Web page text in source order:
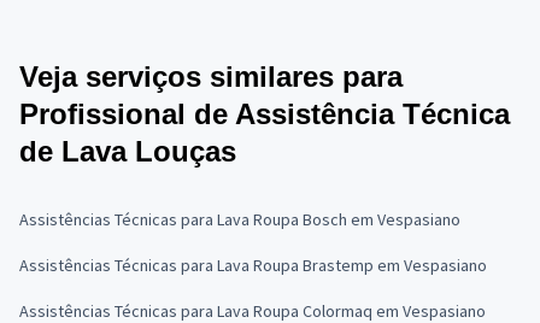
Veja serviços similares para
Profissional de Assistência Técnica
de Lava Louças
Assistências Técnicas para Lava Roupa Bosch em Vespasiano
Assistências Técnicas para Lava Roupa Brastemp em Vespasiano
Assistências Técnicas para Lava Roupa Colormaq em Vespasiano